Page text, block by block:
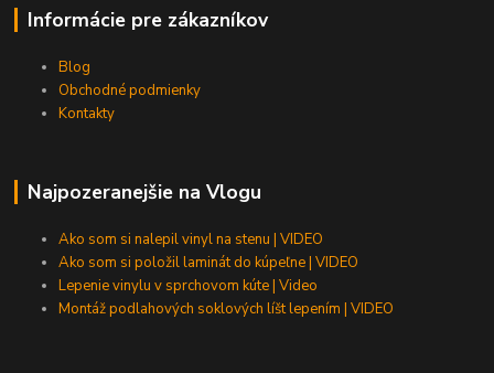
Informácie pre zákazníkov
Blog
Obchodné podmienky
Kontakty
Najpozeranejšie na Vlogu
Ako som si nalepil vinyl na stenu | VIDEO
Ako som si položil laminát do kúpeľne | VIDEO
Lepenie vinylu v sprchovom kúte | Video
Montáž podlahových soklových líšt lepením | VIDEO